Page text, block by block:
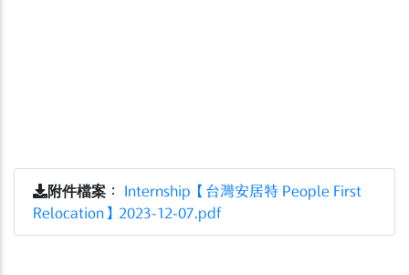
附件檔案 ： Internship【台灣安居特 People First
Relocation】2023-12-07.pdf